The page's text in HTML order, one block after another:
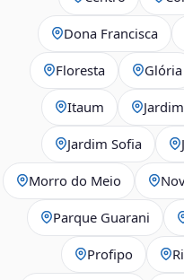
Dona Francisca
Floresta Glória
Itaum
Jardim Sofia
Morro do Meio
Parque Guarani
Profipo